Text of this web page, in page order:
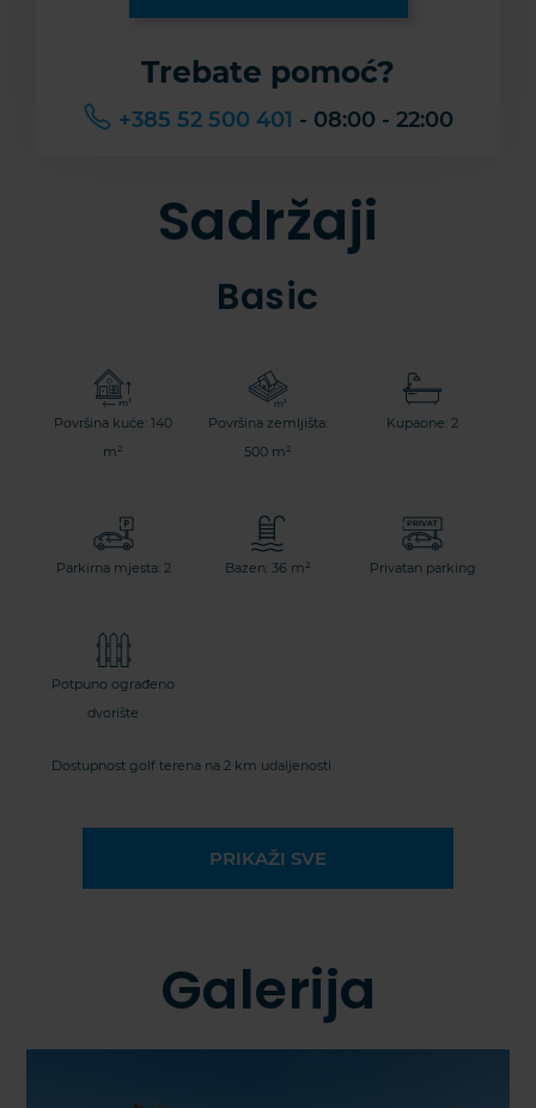
Trebate pomoć?
+385 52 500 401 - 08:00 - 22:00
Sadržaji
Basic
Površina kuće: 140
m²
Površina zemljišta:
500 m²
Kupaone: 2
Parkirna mjesta: 2 Bazen: 36 m² Privatan parking
Potpuno ograđeno
dvorište
Dostupnost golf terena na 2 km udaljenosti.
PRIKAŽI SVE
Galerija